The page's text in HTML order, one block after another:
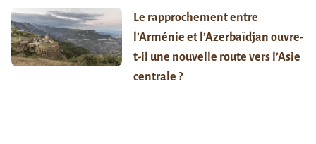
Le rapprochement entre
l’Arménie et l’Azerbaïdjan ouvre-
t-il une nouvelle route vers l’Asie
centrale ?